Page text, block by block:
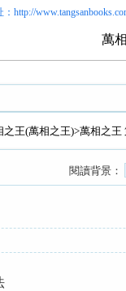
http://
萬
之王(萬相之王)>萬相之王
閱讀背景：